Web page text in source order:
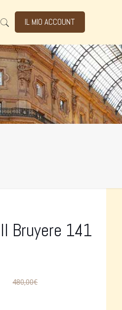
IL MIO ACCOUNT
Bruyere 141
480,00€